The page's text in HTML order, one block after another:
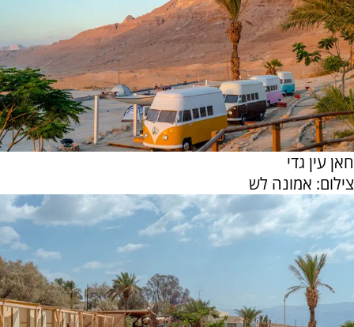
חאן עין גדי
צילום: אמונה לש